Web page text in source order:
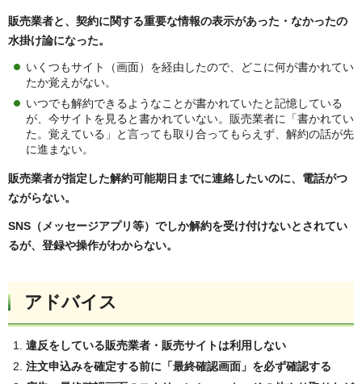
販売業者と、契約に関する重要な情報の表示があった・なかったの
水掛け論になった。
いくつもサイト（画面）を経由したので、どこに何が書かれてい
たか覚えがない。
いつでも解約できるようなことが書かれていたと記憶している
が、今サイトを見ると書かれていない。販売業者に「書かれてい
た。覚えている」と言っても取り合ってもらえず、解約の話が先
に進まない。
販売業者が指定した解約可能期日までに連絡したいのに、電話がつ
ながらない。
SNS（メッセージアプリ等）でしか解約を受け付けないとされてい
るが、登録や操作がわからない。
アドバイス
違反をしている販売業者・販売サイトは利用しない
注文申込みを確定する前に「最終確認画面」を必ず確認する